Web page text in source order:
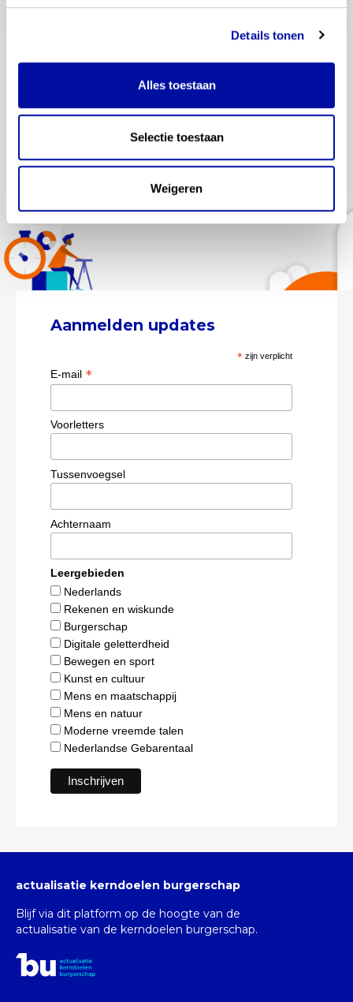
Details tonen
Alles toestaan
Selectie toestaan
Weigeren
Altijd als eerste op de hoogte van de laatste
ontwikkelingen? Meld je dan aan voor onze
automatische updates. Je ontvangt dan een mail
Aanmelden updates
* zijn verplicht
E-mail *
Voorletters
Tussenvoegsel
Achternaam
Leergebieden
Nederlands
Rekenen en wiskunde
Burgerschap
Digitale geletterdheid
Bewegen en sport
Kunst en cultuur
Mens en maatschappij
Mens en natuur
Moderne vreemde talen
Nederlandse Gebarentaal
actualisatie kerndoelen burgerschap
Blijf via dit platform op de hoogte van de
actualisatie van de kerndoelen burgerschap.